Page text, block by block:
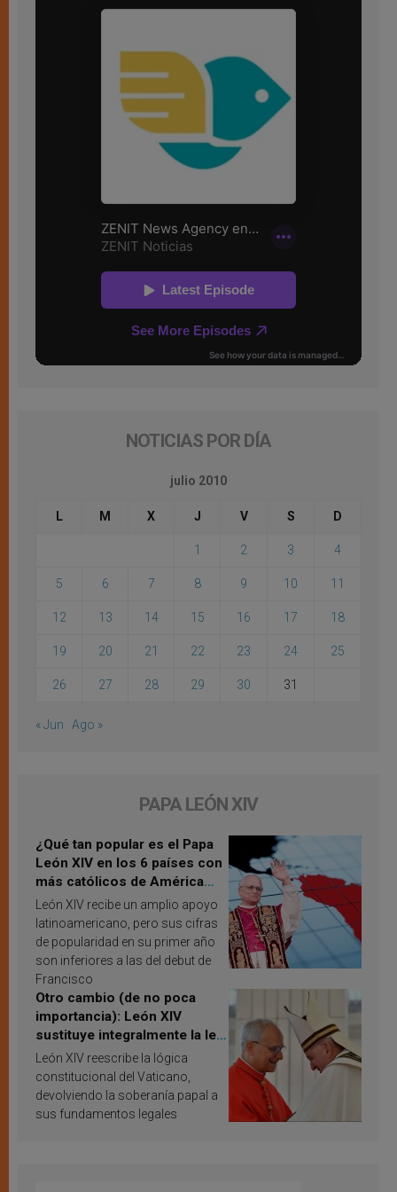
NOTICIAS POR DÍA
julio 2010
L M X J V S D
1 2 3 4
5 6 7 8 9 10 11
12 13 14 15 16 17 18
19 20 21 22 23 24 25
26 27 28 29 30 31
« Jun Ago »
PAPA LEÓN XIV
¿Qué tan popular es el Papa
León XIV en los 6 países con
más católicos de América
Latina en 2026? Publican
resultados de investigación
León XIV recibe un amplio apoyo
latinoamericano, pero sus cifras
de popularidad en su primer año
son inferiores a las del debut de
Francisco
Otro cambio (de no poca
importancia): León XIV
sustituye integralmente la ley
vaticana de Papa Francisco
León XIV reescribe la lógica
constitucional del Vaticano,
devolviendo la soberanía papal a
sus fundamentos legales